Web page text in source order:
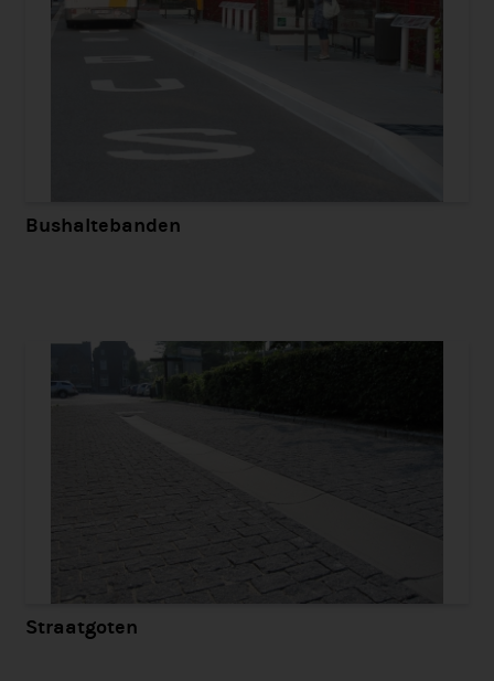
Bushaltebanden
Straatgoten